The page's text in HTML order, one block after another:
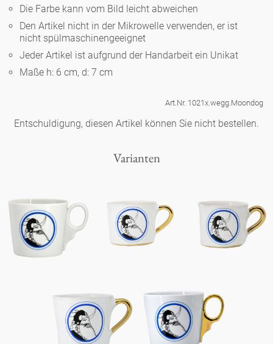
Porzellan
Ozean
Humor
klassische Musiker
zeitgenössische Musiker
Kleine Kaffeetasse 'Glam'
Espressotassen 'Glam'
Runde Teller - weiß
Ovale Teller - weiß
Runde Teller 'de Luxe'
Lange Teller 'de Luxe'
Noël
Teekanne
Vasen 'de Luxe'
Vasen
Goldener Käfig
Korb 'de Luxe'
Hors d'Œvre
Hände und Füße
Bad
Schnickschnack
Präsentation
Räucherstäbchenhalter
Unpraktisch
Besteck
Schachspiel Alice
noch mehr Figuren
Einzelstücke
Die Farbe kann vom Bild leicht abweichen
Den Artikel nicht in der Mikrowelle verwenden, er ist
nicht spülmaschinengeeignet
Jeder Artikel ist aufgrund der Handarbeit ein Unikat
Maße h: 6 cm, d: 7 cm
Art.Nr. 1021x.wegg.Moondog
Entschuldigung, diesen Artikel können Sie nicht bestellen.
Varianten